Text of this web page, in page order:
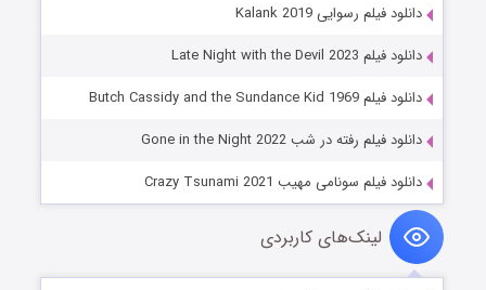
دانلود فیلم رسوایی Kalank 2019
دانلود فیلم Late Night with the Devil 2023
دانلود فیلم Butch Cassidy and the Sundance Kid 1969
دانلود فیلم رفته در شب Gone in the Night 2022
دانلود فیلم سونامی مهیب Crazy Tsunami 2021
لینک‌های کاربردی